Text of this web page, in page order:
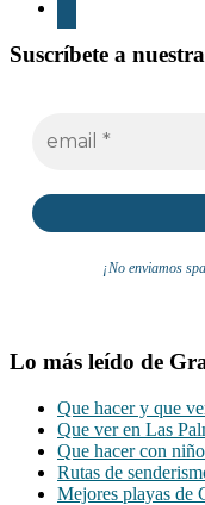
Suscríbete a
¡No enviamos
Lo más leído de
Que hacer y que
Que ver en Las
Que hacer con
Rutas de
Mejores playas de